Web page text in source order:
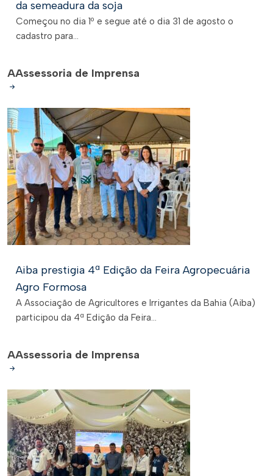
da semeadura da soja
Começou no dia 1º e segue até o dia 31 de agosto o
cadastro para...
AAssessoria de Imprensa
Aiba prestigia 4ª Edição da Feira Agropecuária
Agro Formosa
A Associação de Agricultores e Irrigantes da Bahia (Aiba)
participou da 4ª Edição da Feira...
AAssessoria de Imprensa